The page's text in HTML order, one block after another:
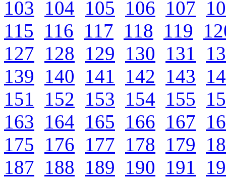
103 104 105 106 107
115 116 117 118 119
127 128 129 130 131
139 140 141 142 143
151
152 153 154 155
163 164 165 166 167
175 176 177 178 179
187 188 189 190 191